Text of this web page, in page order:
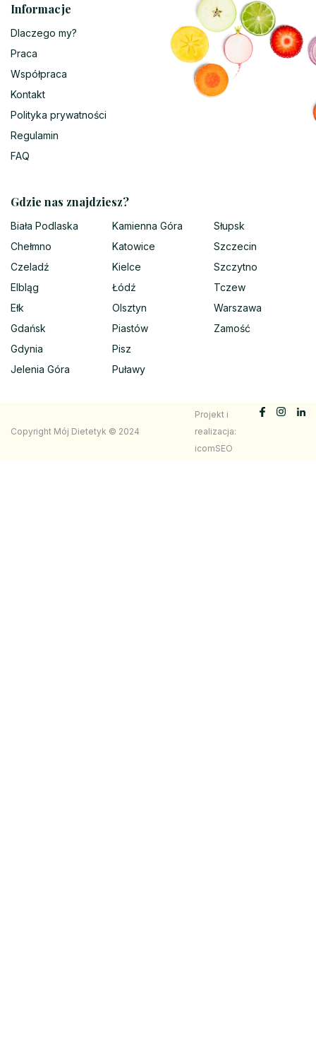
Informacje
Dlaczego my?
Praca
Współpraca
Kontakt
Polityka prywatności
Regulamin
FAQ
Gdzie nas znajdziesz?
Biała Podlaska
Chełmno
Czeladź
Elbląg
Ełk
Gdańsk
Gdynia
Jelenia Góra
Kamienna Góra
Katowice
Kielce
Łódź
Olsztyn
Piastów
Pisz
Puławy
Słupsk
Szczecin
Szczytno
Tczew
Warszawa
Zamość
Copyright Mój Dietetyk © 2024
Projekt i
realizacja:
icomSEO